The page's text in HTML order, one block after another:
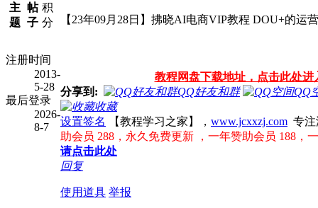
主
题
帖
子
积
分
注册时间
2013-
5-28
最后登录
2026-
8-7
【23年09月28日】拂晓AI电商VIP教程 DOU+的
教程网盘下载地址，点击此处进
分享到:
QQ好友和群
QQ
收藏
设置签名
【教程学习之家】， www.jcxxzj.com 专
助会员 288，永久免费更新 ，一年赞助会员 188，
请点击此处
回复
使用道具 举报